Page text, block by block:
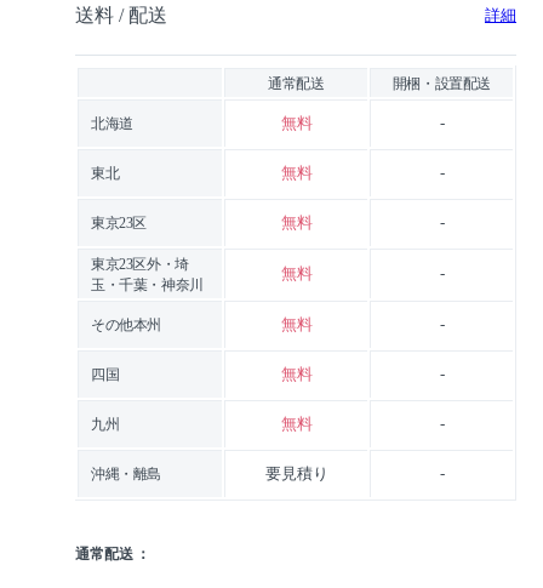
送料 / 配送 詳細
通常配送 開梱・設置配送
北海道 無料 -
東北 無料 -
東京23区 無料 -
東京23区外・埼
玉・千葉・神奈川
無料 -
その他本州 無料 -
四国 無料 -
九州 無料 -
沖縄・離島 要見積り -
通常配送